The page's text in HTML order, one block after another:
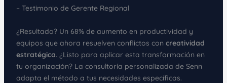
– Testimonio de Gerente Regional
¿Resultado? Un 68% de aumento en productividad y
equipos que ahora resuelven conflictos con creatividad
estratégica. ¿Listo para aplicar esta transformación en
tu organización? La consultoría personalizada de Senn
adapta el método a tus necesidades específicas.